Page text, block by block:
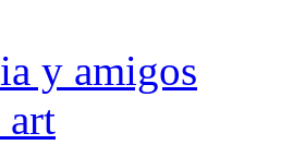
y amigos
art